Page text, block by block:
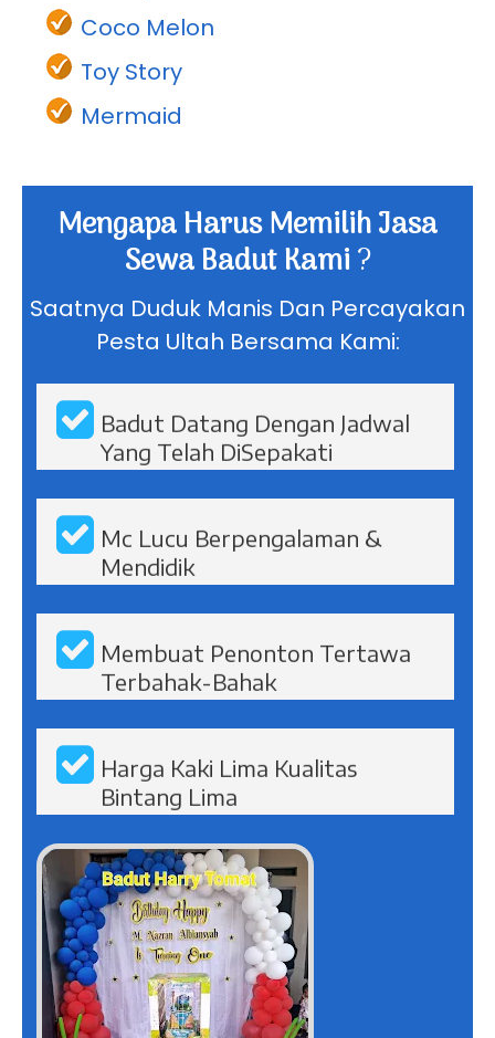
Coco Melon
Toy Story
Mermaid
Mengapa Harus Memilih Jasa
Sewa Badut Kami?
Saatnya Duduk Manis Dan Percayakan
Pesta Ultah Bersama Kami:
Badut Datang Dengan Jadwal
Yang Telah DiSepakati
Mc Lucu Berpengalaman &
Mendidik
Membuat Penonton Tertawa
Terbahak-Bahak
Harga Kaki Lima Kualitas
Bintang Lima